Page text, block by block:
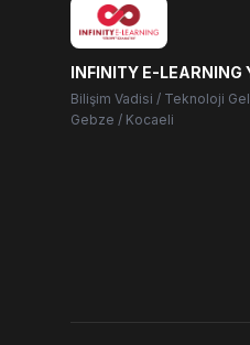
INFINITY E-LEARNING
Bilişim Vadisi / Teknoloji
Gebze / Kocaeli